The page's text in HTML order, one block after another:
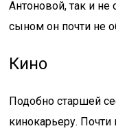
Антоновой, так и
сыном он почти не
Кино
Подобно старшей
кинокарьеру.